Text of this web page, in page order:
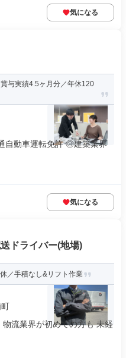
気になる
与実績4.5ヶ月分／年休120
自動車運転免許 ◎建築業界
気になる
ドライバー(地場)
／手積なし&リフト作業
流業界が初めての方も 未経